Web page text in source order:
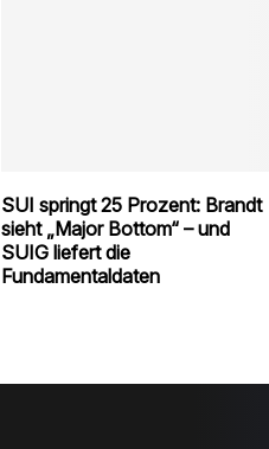
SUI springt 25 Prozent: Brandt
sieht „Major Bottom“ – und
SUIG liefert die
Fundamentaldaten